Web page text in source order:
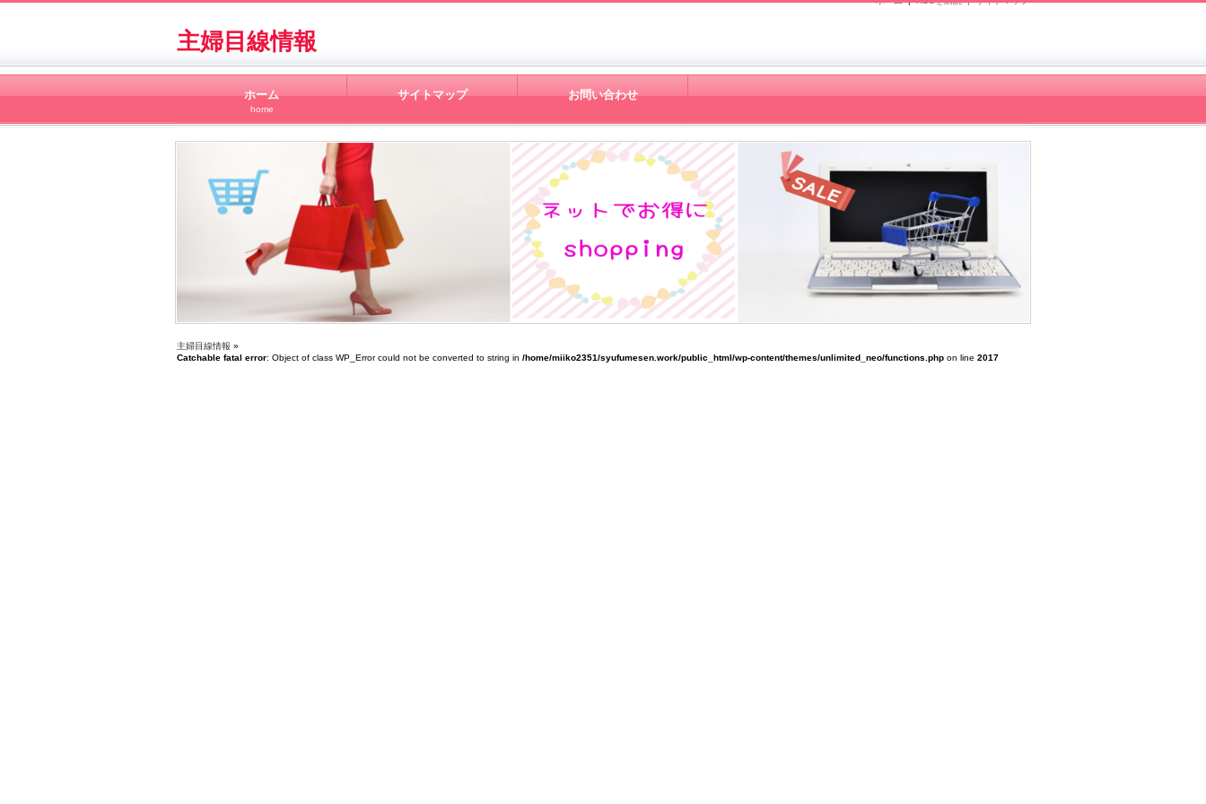
主婦目線情報
ホーム
home
サイトマップ お問い合わせ
主婦目線情報 »
Catchable fatal error: Object of class WP_Error could not be converted to string in /home/miiko2351/syufumesen.work/public_html/wp-content/themes/unlimited_neo/functions.php on line 2017